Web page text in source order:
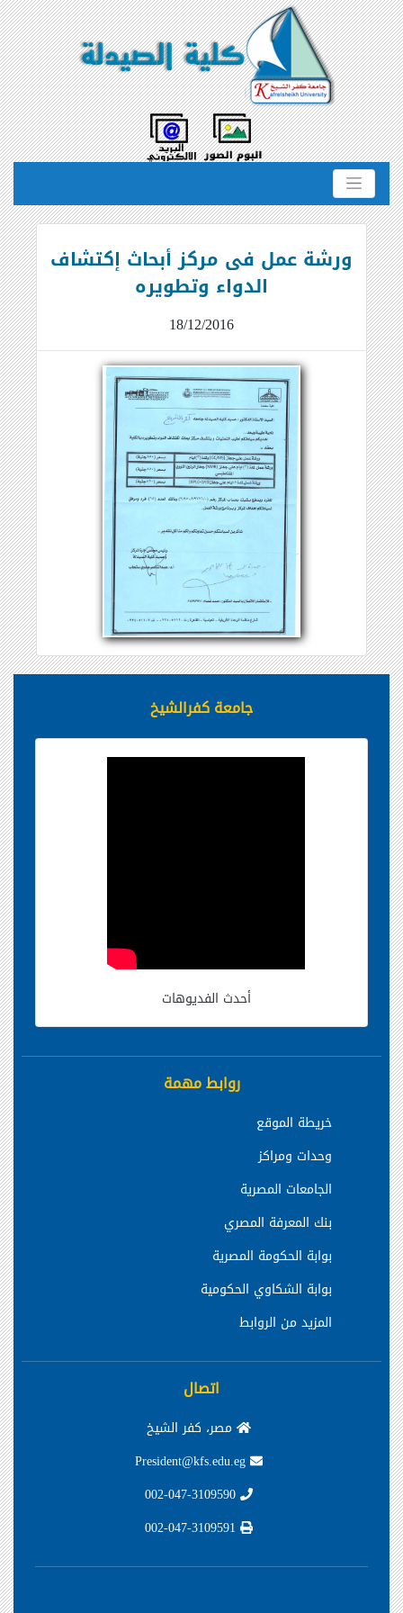
ورشة عمل فى مركز أبحاث إكتشاف
الدواء وتطويره
18/12/2016
جامعة كفرالشيخ
أحدث الفديوهات
روابط مهمة
خريطة الموقع
وحدات ومراكز
الجامعات المصرية
بنك المعرفة المصري
بوابة الحكومة المصرية
بوابة الشكاوي الحكومية
المزيد من الروابط
اتصال
مصر، كفر الشيخ